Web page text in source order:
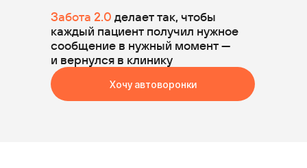
Забота 2.0 делает так, чтобы
каждый пациент получил нужное
сообщение в нужный момент —
и вернулся в клинику
Хочу автоворонки